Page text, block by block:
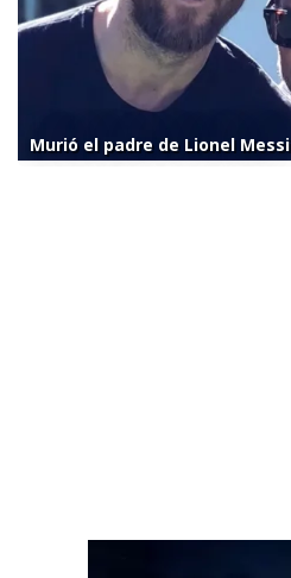
Murió el padre de Lionel Messi